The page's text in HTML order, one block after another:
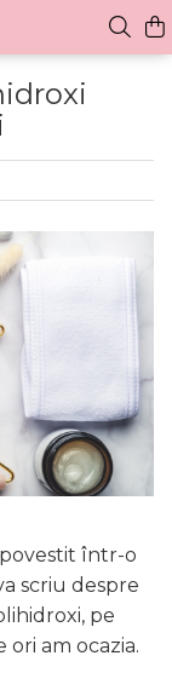
povestit într-o
scriu despre
pe
am ocazia.